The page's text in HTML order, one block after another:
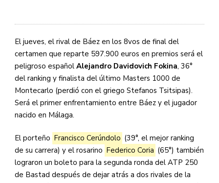
El jueves, el rival de Báez en los 8vos de final del
certamen que reparte 597.900 euros en premios será el
peligroso español Alejandro Davidovich Fokina, 36°
del ranking y finalista del último Masters 1000 de
Montecarlo (perdió con el griego Stefanos Tsitsipas).
Será el primer enfrentamiento entre Báez y el jugador
nacido en Málaga.
El porteño Francisco Cerúndolo (39°, el mejor ranking
de su carrera) y el rosarino Federico Coria (65°) también
lograron un boleto para la segunda ronda del ATP 250
de Bastad después de dejar atrás a dos rivales de la